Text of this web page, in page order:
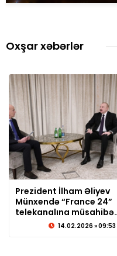
Oxşar xəbərlər
© sabirabadxeber.az
Prezident İlham Əliyev
Münxendə “France 24”
telekanalına müsahibə
14.02.2026 » 09:53